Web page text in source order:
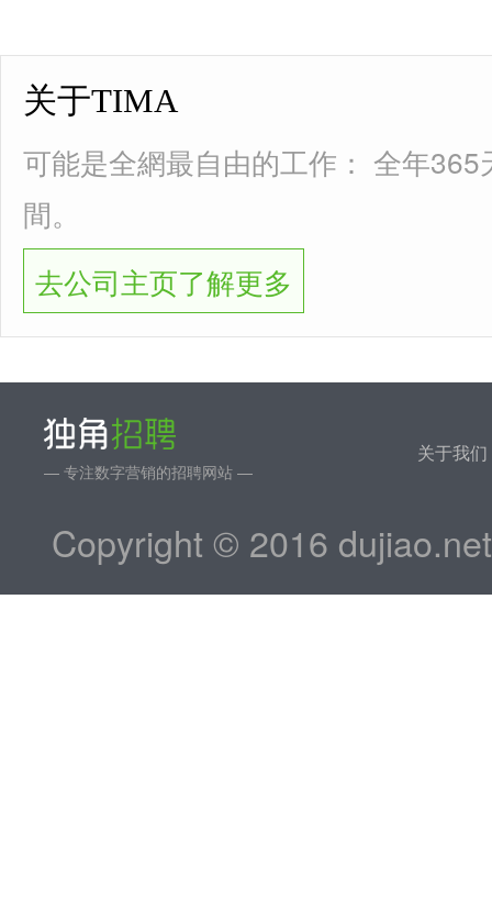
关于TIMA
可能是全網最自由的工作： 全年
間。
去公司主页了解更多
— 专注数字营销的招聘网站 —
关于我们
Copyright © 2016